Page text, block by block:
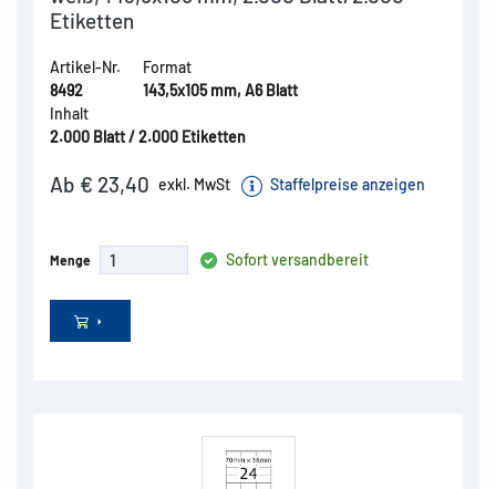
Etiketten
Artikel-Nr.
8492
Format
143,5x105 mm, A6 Blatt
Inhalt
2.000 Blatt / 2.000 Etiketten
Ab € 23,40 exkl. MwSt Staffelpreise anzeigen
Menge Sofort versandbereit